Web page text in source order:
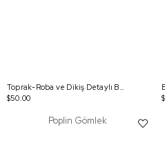
Toprak-Roba ve Dikiş Detaylı Büyük Beden Gömlek
$50.00
Poplin Gömlek